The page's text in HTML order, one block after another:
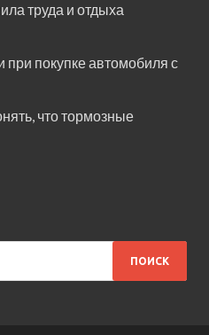
труда и отдыха
покупке автомобиля с
что тормозные